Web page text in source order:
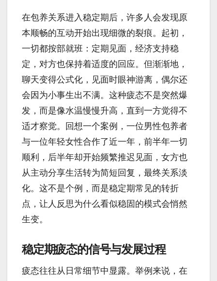
在包养关系进入稳定期后，许多人会发现原
本顺畅的互动开始出现细微的裂痕。起初，
一切都按部就班：定期见面，经济支持稳
定，对方也保持着适度的回应。但渐渐地，
聊天变得公式化，见面时眼神游离，偶尔还
会因为小事生出不满。这种疲态不是突然爆
发，而是像水温慢慢升高，直到一方觉得不
适才察觉。回想一个案例，一位男性包养者
与一位年轻女性合作了近一年，前半年一切
顺利，后半年却开始频繁推迟见面，女方也
从主动分享生活转为简短回复，最终关系淡
化。这不是个例，而是稳定期常见的转折
点，让人反思为什么看似稳固的模式会悄然
生变。
稳定期疲态的信号与发展过程
疲态往往从日常细节中显露。举例来说，在